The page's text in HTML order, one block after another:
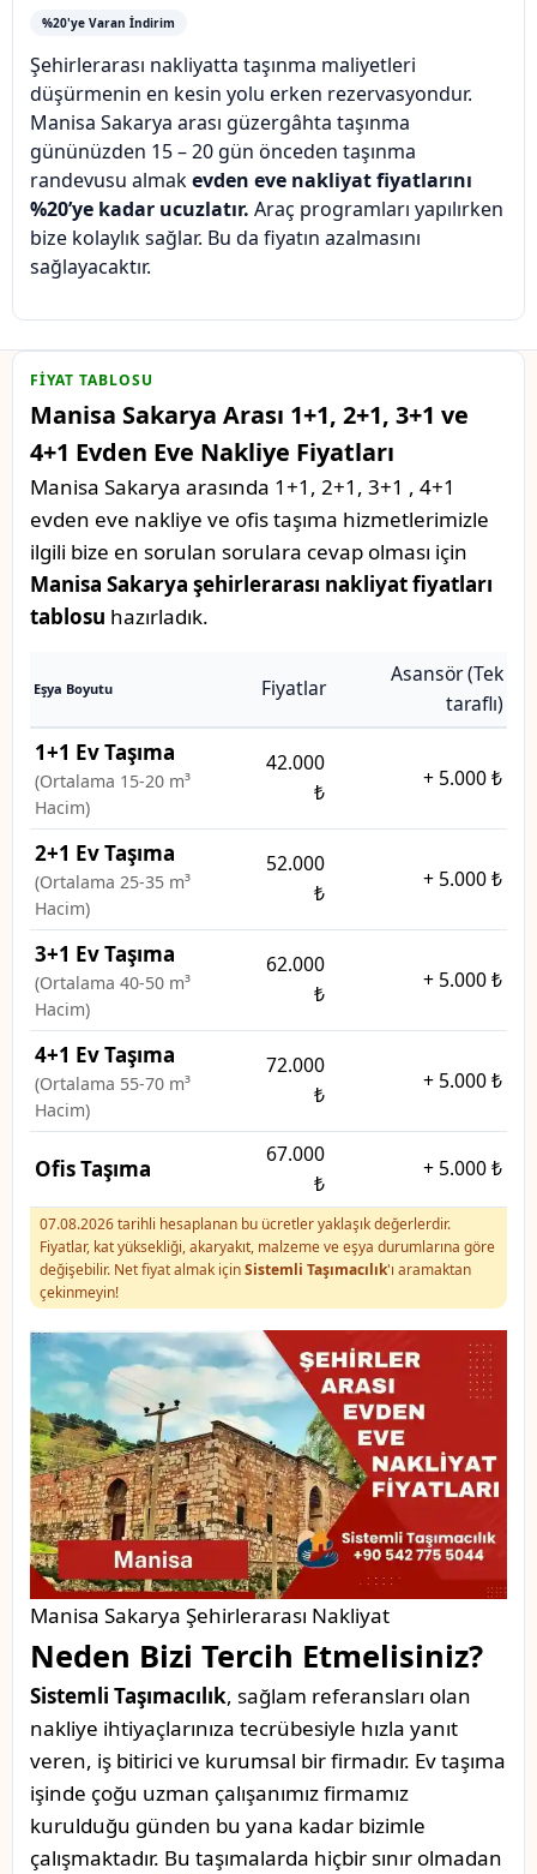
%20'ye Varan İndirim
Şehirlerarası nakliyatta taşınma maliyetleri
düşürmenin en kesin yolu erken rezervasyondur.
Manisa Sakarya arası güzergâhta taşınma
gününüzden 15 – 20 gün önceden taşınma
randevusu almakevden eve nakliyat fiyatlarını
%20’ye kadar ucuzlatır. Araç programları yapılırken
bize kolaylık sağlar. Bu da fiyatın azalmasını
sağlayacaktır.
FIYAT TABLOSU
Manisa Sakarya Arası 1+1, 2+1, 3+1 ve
4+1 Evden Eve Nakliye Fiyatları
Manisa Sakarya arasında 1+1, 2+1, 3+1 , 4+1
evden eve nakliye ve ofis taşıma hizmetlerimizle
ilgili bize en sorulan sorulara cevap olması için
Manisa Sakarya şehirlerarası nakliyat fiyatları
tablosu hazırladık.
Eşya Boyutu Fiyatlar
Asansör (Tek
taraflı)
1+1 Ev Taşıma
(Ortalama 15-20 m³
Hacim)
42.000
₺
+ 5.000 ₺
2+1 Ev Taşıma
(Ortalama 25-35 m³
Hacim)
52.000
₺
+ 5.000 ₺
3+1 Ev Taşıma
(Ortalama 40-50 m³
Hacim)
62.000
₺
+ 5.000 ₺
4+1 Ev Taşıma
(Ortalama 55-70 m³
Hacim)
72.000
₺
+ 5.000 ₺
Ofis Taşıma
67.000
₺
+ 5.000 ₺
07.08.2026 tarihli hesaplanan bu ücretler yaklaşık değerlerdir.
Fiyatlar, kat yüksekliği, akaryakıt, malzeme ve eşya durumlarına göre
değişebilir. Net fiyat almak içinSistemli Taşımacılık'ı aramaktan
çekinmeyin!
Manisa Sakarya Şehirlerarası Nakliyat
Neden Bizi Tercih Etmelisiniz?
Sistemli Taşımacılık, sağlam referansları olan
nakliye ihtiyaçlarınıza tecrübesiyle hızla yanıt
veren, iş bitirici ve kurumsal bir firmadır. Ev taşıma
işinde çoğu uzman çalışanımız firmamız
kurulduğu günden bu yana kadar bizimle
çalışmaktadır. Bu taşımalarda hiçbir sınır olmadan